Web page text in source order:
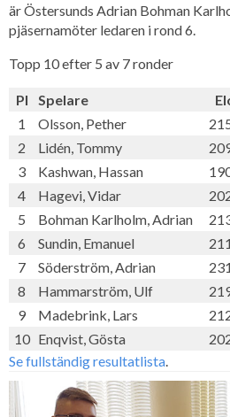
är Östersunds Adrian Bohman
pjäsernamöter ledaren i rond 6.
Topp 10 efter 5 av 7 ronder
Pl Spelare
1
Olsson, Pether
2
Lidén, Tommy
3
Kashwan, Hassan
4
Hagevi, Vidar
5
Bohman Karlholm, Adrian
6
Sundin, Emanuel
7
Söderström, Adrian
8
Hammarström, Ulf
9
Madebrink, Lars
10 Enqvist, Gösta
Se fullständig resultatlista.